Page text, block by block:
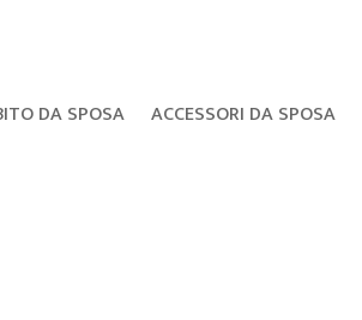
DA SPOSA ACCESSORI DA SPOSA